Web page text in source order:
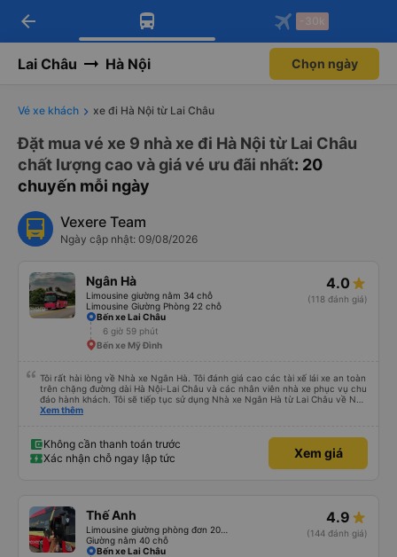
Tải app Vexere ngay!
Nhận ưu đãi thành viên độc
Mở app
Tải app Vexere
-30k/ghế khi đặt vé máy bay qua
Mở app
arrow_back -30k
Lai Châu Hà Nội Chọn ngày
Vé xe khách xe đi Hà Nội từ Lai Châu
Đặt mua vé xe 9 nhà xe đi Hà Nội từ Lai Châu
chất lượng cao và giá vé ưu đãi nhất: 20
chuyến mỗi ngày
Vexere Team
Ngày cập nhật: 09/08/2026
Ngân Hà
Limousine giường nằm 34 chỗ
Limousine Giường Phòng 22 chỗ
4.0
(118 đánh giá)
Bến xe Lai Châu
6 giờ 59 phút
Bến xe Mỹ Đình
Tôi rất hài lòng về Nhà xe Ngân Hà. Tôi đánh giá cao các tài xế lái xe an toàn
trên chặng đường dài Hà Nội-Lai Châu và các nhân viên nhà xe phục vụ chu
đáo hành khách. Tôi sẽ tiếp tục sử dụng Nhà xe Ngân Hà từ Lai Châu về Ngã
tư Nội Bài vào ngày 15/11/2023.
Xem thêm
Không cần thanh toán trước
Xác nhận chỗ ngay lập tức
Xem giá
Thế Anh
Giường nằm 40 chỗ
4.9
(144 đánh giá)
Bến xe Lai Châu